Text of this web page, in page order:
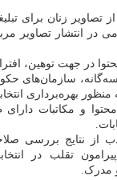
از تصاویر زنان برای
در انتشار تصاویر
محتوا در جهت توهین‌،
سازمان‌های
بهره‌برداری
محتوا و مکاتبات
کذب از نتایج بررسی
تقلب در
مدرک.